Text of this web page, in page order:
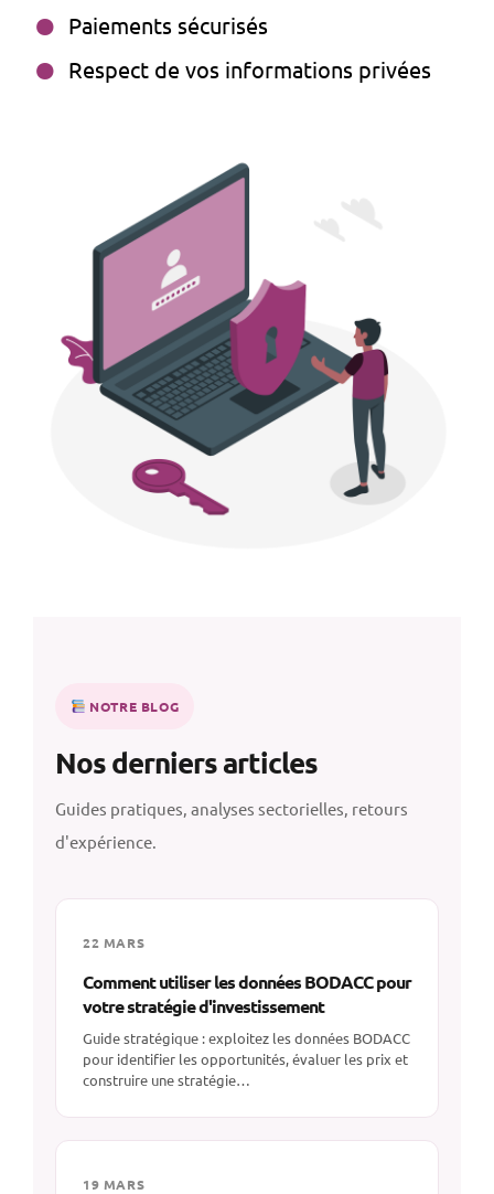
Paiements sécurisés
Respect de vos informations privées
NOTRE BLOG
Nos derniers articles
Guides pratiques, analyses sectorielles, retours
d'expérience.
22 MARS
Comment utiliser les données BODACC pour
votre stratégie d'investissement
Guide stratégique : exploitez les données BODACC
pour identifier les opportunités, évaluer les prix et
construire une stratégie…
19 MARS